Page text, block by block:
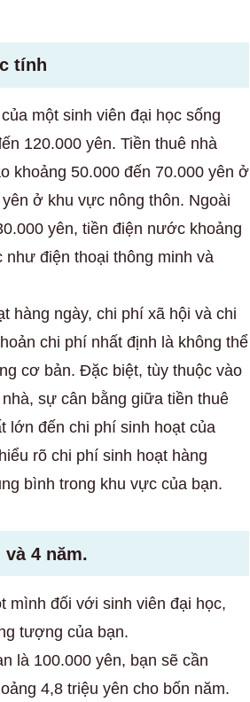
tính
một sinh viên đại học sống
120.000 yên. Tiền thuê nhà
khoảng 50.000 đến 70.000 yên ở
ở khu vực nông thôn. Ngoài
yên, tiền điện nước khoảng
điện thoại thông minh và
hàng ngày, chi phí xã hội và chi
chi phí nhất định là không thể
cơ bản. Đặc biệt, tùy thuộc vào
sự cân bằng giữa tiền thuê
lớn đến chi phí sinh hoạt của
rõ chi phí sinh hoạt hàng
bình trong khu vực của bạn.
4 năm.
mình đối với sinh viên đại học,
tượng của bạn.
là 100.000 yên, bạn sẽ cần
4,8 triệu yên cho bốn năm.